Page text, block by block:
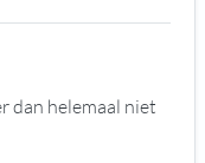
dan helemaal niet